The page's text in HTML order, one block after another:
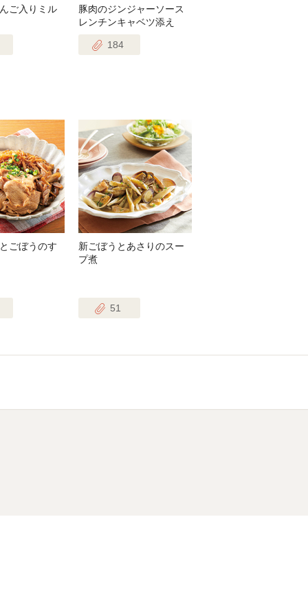
ご入りミル
豚肉のジンジャーソース
レンチンキャベツ添え
184
ごぼうのす
新ごぼうとあさりのスー
プ煮
51